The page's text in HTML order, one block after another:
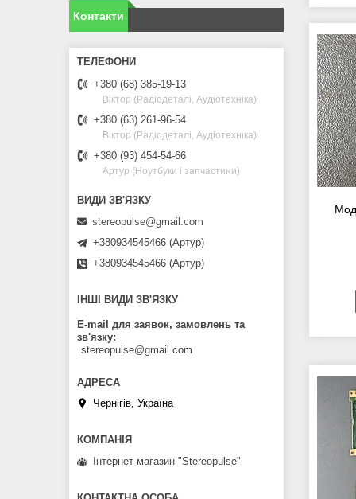
Контакти
+380 (68) 385-19-13
Віктор (Радіодеталі, Аудіотехніка)
+380 (63) 261-96-54
Віктор (Радіодеталі, Аудіотехніка)
+380 (93) 454-54-66
Артур (Ноутбуки і запчастини)
stereopulse@gmail.com
+380934545466 (Артур)
+380934545466 (Артур)
ІНШІ ВИДИ ЗВ'ЯЗКУ
E-mail для заявок, замовлень та
зв'язку
stereopulse@gmail.com
Чернігів, Україна
Інтернет-магазин "Stereopulse"